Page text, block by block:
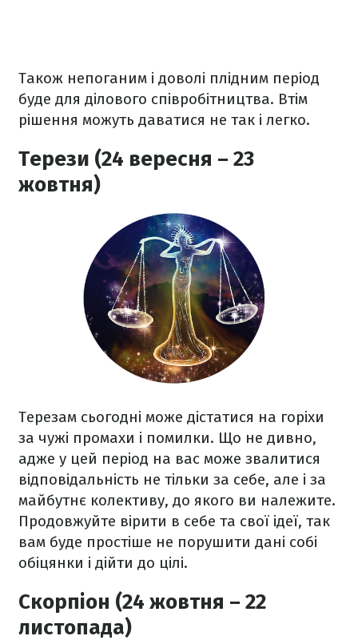
Також непоганим і доволі плідним період
буде для ділового співробітництва. Втім
рішення можуть даватися не так і легко.
Терези (24 вересня – 23
жовтня)
Терезам сьогодні може дістатися на горіхи
за чужі промахи і помилки. Що не дивно,
адже у цей період на вас може звалитися
відповідальність не тільки за себе, але і за
майбутнє колективу, до якого ви належите.
Продовжуйте вірити в себе та свої ідеї, так
вам буде простіше не порушити дані собі
обіцянки і дійти до цілі.
Скорпіон (24 жовтня – 22
листопада)